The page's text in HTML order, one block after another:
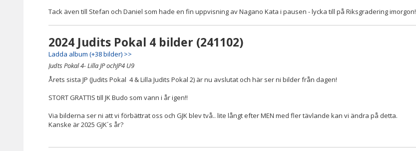
Tack även till Stefan och Daniel som hade en fin uppvisning av Nagano Kata i pausen - lycka till på Riksgradering imorgon!
2024 Judits Pokal 4 bilder (241102)
Ladda album (+38 bilder) >>
Judts Pokal 4- Lilla JP ochJP4 U9
Årets sista JP (Judits Pokal 4 & Lilla Judits Pokal 2) är nu avslutat och här ser ni bilder från dagen!
STORT GRATTIS till JK Budo som vann i år igen!!
Via bilderna ser ni att vi förbättrat oss och GJK blev två.. lite långt efter MEN med fler tävlande kan vi ändra på detta.
Kanske är 2025 GJK´s år?